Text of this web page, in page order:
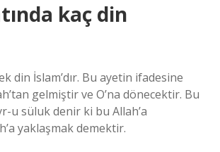
kaç din
din İslam’dır. Bu ayetin ifadesine
gelmiştir ve O’na dönecektir. Bu
u süluk denir ki bu Allah’a
yaklaşmak demektir.